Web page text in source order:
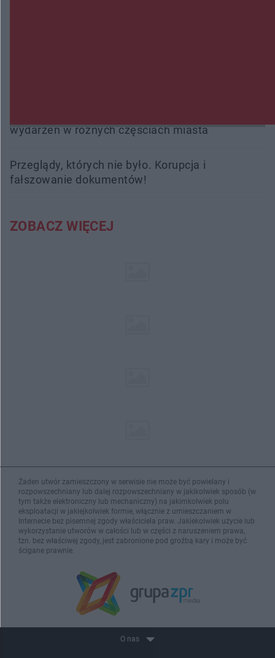
wydarzeń w różnych częściach miasta
Przeglądy, których nie było. Korupcja i
fałszowanie dokumentów!
ZOBACZ WIĘCEJ
Żaden utwór zamieszczony w serwisie nie może być powielany i
rozpowszechniany lub dalej rozpowszechniany w jakikolwiek sposób (w
tym także elektroniczny lub mechaniczny) na jakimkolwiek polu
eksploatacji w jakiejkolwiek formie, włącznie z umieszczaniem w
Internecie bez pisemnej zgody właściciela praw. Jakiekolwiek użycie lub
wykorzystanie utworów w całości lub w części z naruszeniem prawa,
tzn. bez właściwej zgody, jest zabronione pod groźbą kary i może być
ścigane prawnie.
O nas